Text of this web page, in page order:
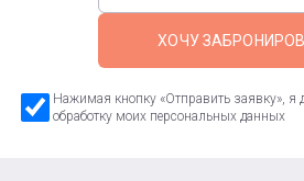
ХОЧУ
Нажимая кнопку «Отправить заявку», я
обработку моих персональных данных